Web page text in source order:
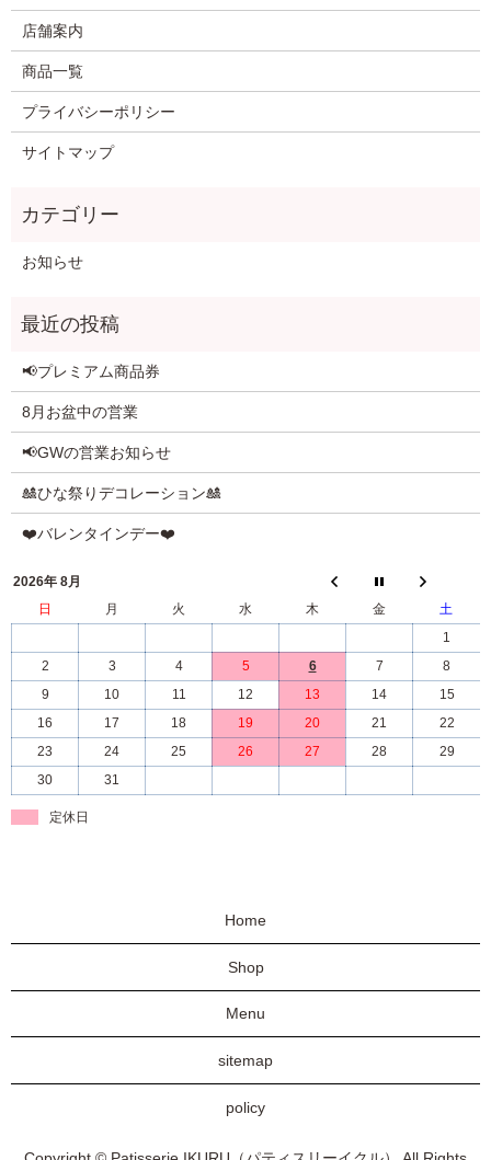
店舗案内
商品一覧
プライバシーポリシー
サイトマップ
お知らせ
📢プレミアム商品券
8月お盆中の営業
📢GWの営業お知らせ
🎎ひな祭りデコレーション🎎
❤️バレンタインデー❤️
2026年 8月
日
月 火 水 木 金
土
1
2
3 4 5 6 7
8
9
10 11 12 13 14
15
16
17 18 19 20 21
22
23
24 25 26 27 28
29
30
31
定休日
Home
Shop
Menu
sitemap
policy